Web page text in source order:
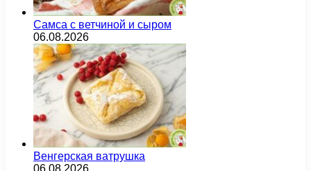
Самса с ветчиной и сыром
06.08.2026
Венгерская ватрушка